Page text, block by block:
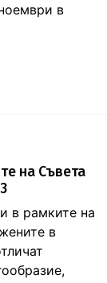
в
на Съвета
в рамките на
в